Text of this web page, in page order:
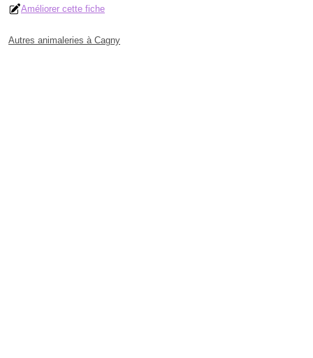
Améliorer cette fiche
Autres animaleries à Cagny